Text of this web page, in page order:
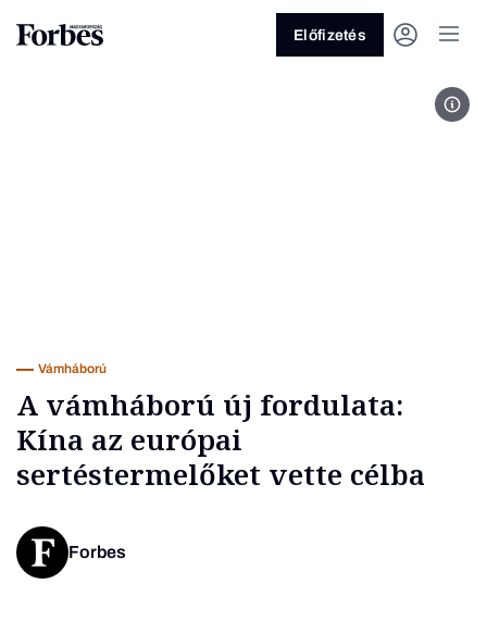
Előfizetés
Vámháború
A vámháború új fordulata:
Kína az európai
sertéstermelőket vette célba
Forbes